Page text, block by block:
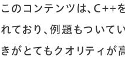
仕事を
事業内容
このコンテンツは、C++
れており、例題もついて
きがとてもクオリティが